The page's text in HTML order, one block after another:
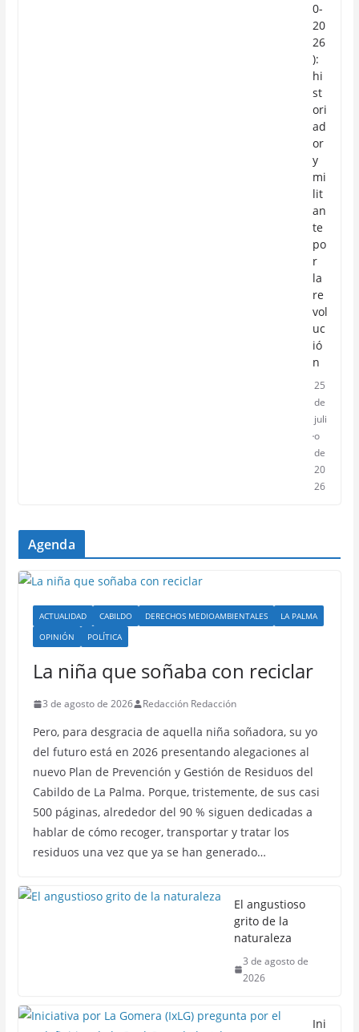
0-
20
26
):
hi
st
ori
ad
or
y
mi
lit
an
te
po
r
la
re
vol
uc
ió
n
25
de
juli
o
de
20
26
Agenda
ACTUALIDAD CABILDO DERECHOS MEDIOAMBIENTALES
LA PALMA
OPINIÓN
POLÍTICA
La niña que soñaba con reciclar
3 de agosto de 2026 Redacción Redacción
Pero, para desgracia de aquella niña soñadora, su yo
del futuro está en 2026 presentando alegaciones al
nuevo Plan de Prevención y Gestión de Residuos del
Cabildo de La Palma. Porque, tristemente, de sus casi
500 páginas, alrededor del 90 % siguen dedicadas a
hablar de cómo recoger, transportar y tratar los
residuos una vez que ya se han generado…
El angustioso
grito de la
naturaleza
3 de agosto de
2026
Ini